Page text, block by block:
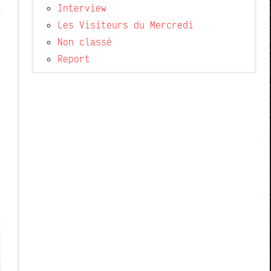
Interview
Les Visiteurs du Mercredi
Non classé
Report